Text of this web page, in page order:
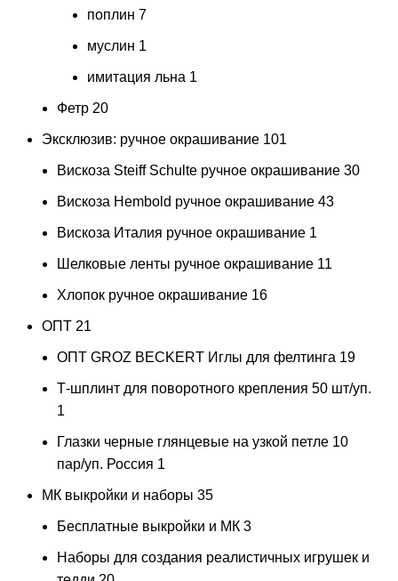
поплин 7
муслин 1
имитация льна 1
Фетр 20
Эксклюзив: ручное окрашивание 101
Вискоза Steiff Schulte ручное окрашивание 30
Вискоза Hembold ручное окрашивание 43
Вискоза Италия ручное окрашивание 1
Шелковые ленты ручное окрашивание 11
Хлопок ручное окрашивание 16
ОПТ 21
ОПТ GROZ BECKERT Иглы для фелтинга 19
Т-шплинт для поворотного крепления 50 шт/уп.
1
Глазки черные глянцевые на узкой петле 10
пар/уп. Россия 1
МК выкройки и наборы 35
Бесплатные выкройки и МК 3
Наборы для создания реалистичных игрушек и